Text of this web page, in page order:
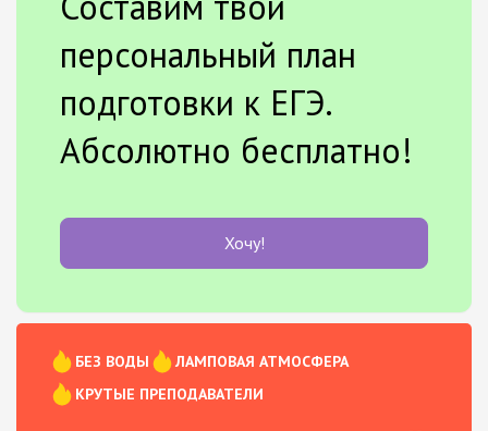
персональный план
подготовки к ЕГЭ.
Абсолютно бесплатно!
Хочу!
БЕЗ ВОДЫ
ЛАМПОВАЯ АТМОСФЕРА
КРУТЫЕ ПРЕПОДАВАТЕЛИ